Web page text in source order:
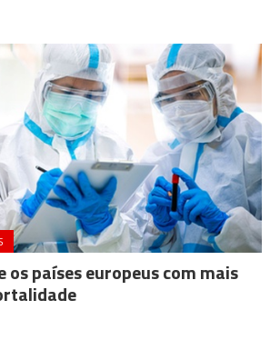
países europeus com mais